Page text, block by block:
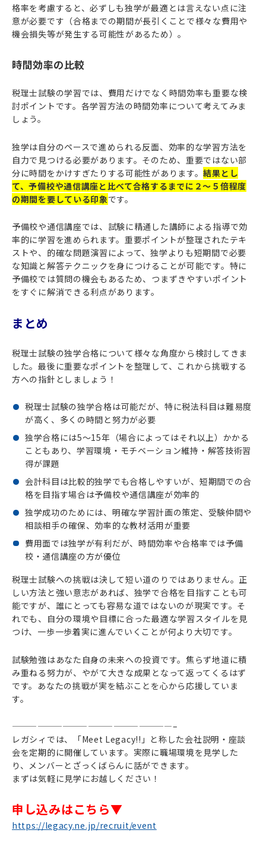
格率を考慮すると、必ずしも独学が最適とは言えない点に注
意が必要です（合格までの期間が長引くことで様々な費用や
機会損失等が発生する可能性があるため）。
時間効率の比較
税理士試験の学習では、費用だけでなく時間効率も重要な検
討ポイントです。各学習方法の時間効率について考えてみま
しょう。
独学は自分のペースで進められる反面、効率的な学習方法を
自力で見つける必要があります。そのため、重要ではない部
分に時間をかけすぎたりする可能性があります。結果とし
て、予備校や通信講座と比べて合格するまでに２～５倍程度
の期間を要している印象です。
予備校や通信講座では、試験に精通した講師による指導で効
率的に学習を進められます。重要ポイントが整理されたテキ
ストや、的確な問題演習によって、独学よりも短期間で必要
な知識と解答テクニックを身につけることが可能です。特に
予備校では質問の機会もあるため、つまずきやすいポイント
をすぐに解消できる利点があります。
まとめ
税理士試験の独学合格について様々な角度から検討してきま
した。最後に重要なポイントを整理して、これから挑戦する
方への指針としましょう！
税理士試験の独学合格は可能だが、特に税法科目は難易度
が高く、多くの時間と努力が必要
独学合格には5～15年（場合によってはそれ以上）かかる
こともあり、学習環境・モチベーション維持・解答技術習
得が課題
会計科目は比較的独学でも合格しやすいが、短期間での合
格を目指す場合は予備校や通信講座が効率的
独学成功のためには、明確な学習計画の策定、受験仲間や
相談相手の確保、効率的な教材活用が重要
費用面では独学が有利だが、時間効率や合格率では予備
校・通信講座の方が優位
税理士試験への挑戦は決して短い道のりではありません。正
しい方法と強い意志があれば、独学で合格を目指すことも可
能ですが、誰にとっても容易な道ではないのが現実です。そ
れでも、自分の環境や目標に合った最適な学習スタイルを見
つけ、一歩一歩着実に進んでいくことが何より大切です。
試験勉強はあなた自身の未来への投資です。焦らず地道に積
み重ねる努力が、やがて大きな成果となって返ってくるはず
です。あなたの挑戦が実を結ぶことを心から応援していま
す。
———————————————————–
レガシィでは、「Meet Legacy!!」と称した会社説明・座談
会を定期的に開催しています。実際に職場環境を見学した
り、メンバーとざっくばらんに話ができます。
まずは気軽に見学にお越しください！
申し込みはこちら▼
https://legacy.ne.jp/recruit/event